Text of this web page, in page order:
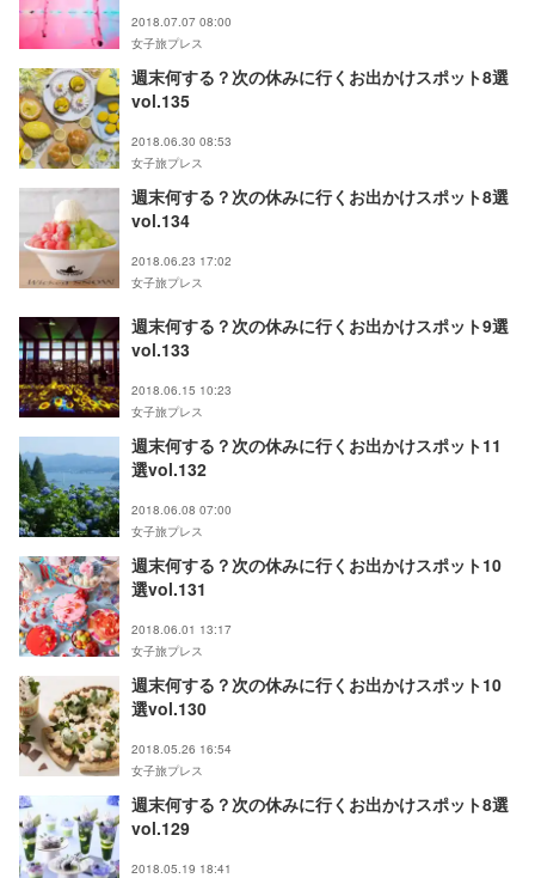
2018.07.07 08:00
女子旅プレス
週末何する？次の休みに行くお出かけスポット8選
vol.135
2018.06.30 08:53
女子旅プレス
週末何する？次の休みに行くお出かけスポット8選
vol.134
2018.06.23 17:02
女子旅プレス
週末何する？次の休みに行くお出かけスポット9選
vol.133
2018.06.15 10:23
女子旅プレス
週末何する？次の休みに行くお出かけスポット11
選vol.132
2018.06.08 07:00
女子旅プレス
週末何する？次の休みに行くお出かけスポット10
選vol.131
2018.06.01 13:17
女子旅プレス
週末何する？次の休みに行くお出かけスポット10
選vol.130
2018.05.26 16:54
女子旅プレス
週末何する？次の休みに行くお出かけスポット8選
vol.129
2018.05.19 18:41